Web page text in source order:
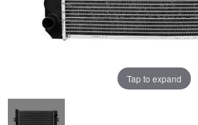
Tap to expand